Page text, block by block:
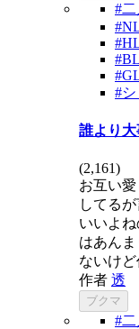
#二
#BL
#シ
誰より
(2,161)
お互い
してる
いいよ
はあん
ないけ
作者 透
ブクマ
#二